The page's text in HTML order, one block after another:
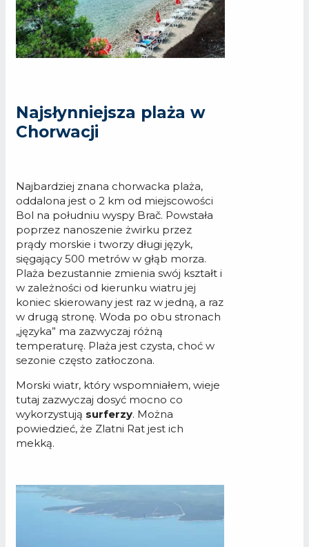
Najsłynniejsza plaża w
Chorwacji
Najbardziej znana chorwacka plaża,
oddalona jest o 2 km od miejscowości
Bol na południu wyspy Brač. Powstała
poprzez nanoszenie żwirku przez
prądy morskie i tworzy długi język,
sięgający 500 metrów w głąb morza.
Plaża bezustannie zmienia swój kształt i
w zależności od kierunku wiatru jej
koniec skierowany jest raz w jedną, a raz
w drugą stronę. Woda po obu stronach
„języka” ma zazwyczaj różną
temperaturę. Plaża jest czysta, choć w
sezonie często zatłoczona.
Morski wiatr, który wspomniałem, wieje
tutaj zazwyczaj dosyć mocno co
wykorzystują surferzy. Można
powiedzieć, że Zlatni Rat jest ich
mekką.